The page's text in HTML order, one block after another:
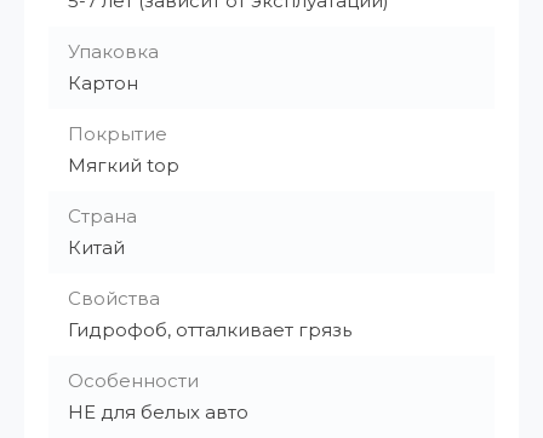
Упаковка
Картон
Покрытие
Мягкий top
Страна
Китай
Свойства
Гидрофоб, отталкивает грязь
Особенности
НЕ для белых авто